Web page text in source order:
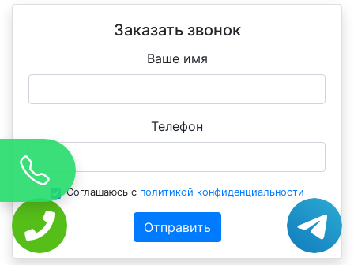
Заказать звонок
Ваше имя
Телефон
Соглашаюсь с политикой конфиденциальности
Отправить